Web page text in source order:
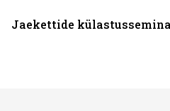
Jaekettide